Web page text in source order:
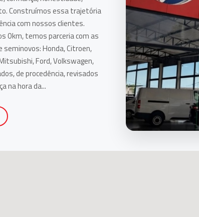
Construímos essa trajetória
com nossos clientes.
0km, temos parceria com as
seminovos: Honda, Citroen,
Ford, Volkswagen,
de procedência, revisados
na hora da...